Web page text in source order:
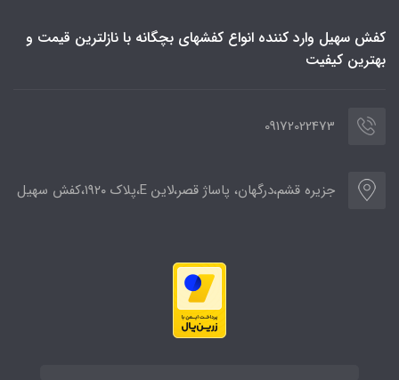
کفش سهیل وارد کننده انواع کفشهای بچگانه با نازلترین قیمت و
بهترین کیفیت
09172022473
جزیره قشم،درگهان، پاساژ قصر،لاین E،پلاک ۱۹۲۰،کفش سهیل